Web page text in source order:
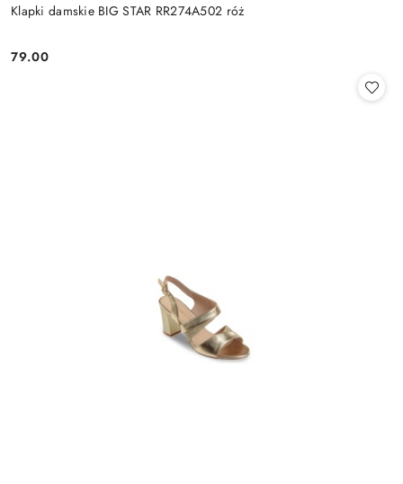
Klapki damskie BIG STAR RR274A502 róż
Cena:
79.00